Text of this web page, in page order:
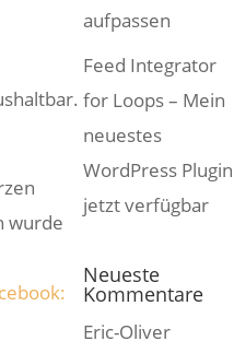
wurde
aufpassen
Feed Integrator
for Loops – Mein
neuestes
WordPress Plugin
jetzt verfügbar
Neueste
Kommentare
Eric-Oliver